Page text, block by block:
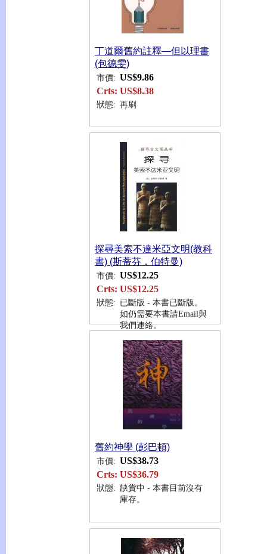
丁道爾舊約註釋—但以理書
(包德雯)
市價: US$9.86
Crts: US$8.38
狀態: 再刷
探尋美索不達米亞文明(教科
書) (斯蒂芬．伯特曼)
市價: US$12.25
Crts: US$12.25
狀態: 已斷版 - 本書已斷版。
如仍需要本書請Email與
我們連絡。
舊約神學 (彭巴頓)
市價: US$38.73
Crts: US$36.79
狀態: 缺貨中 - 本書目前沒有
庫存。